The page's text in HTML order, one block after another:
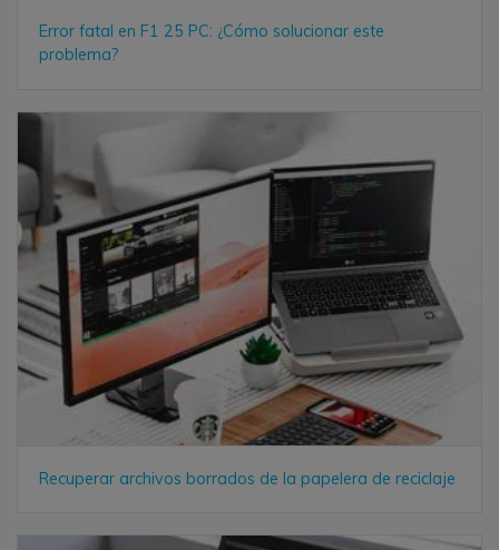
Error fatal en F1 25 PC: ¿Cómo solucionar este
problema?
Recuperar archivos borrados de la papelera de reciclaje